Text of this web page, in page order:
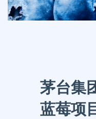
茅台集
蓝莓项